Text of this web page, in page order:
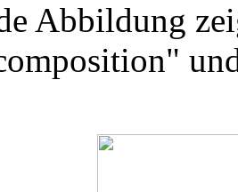
Abbildung